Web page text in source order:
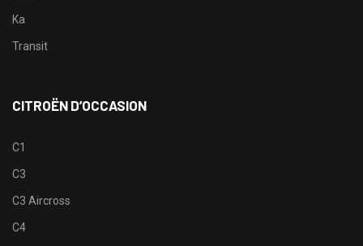
Ka
Transit
CITROËN D’OCCASION
C1
C3
C3 Aircross
C4